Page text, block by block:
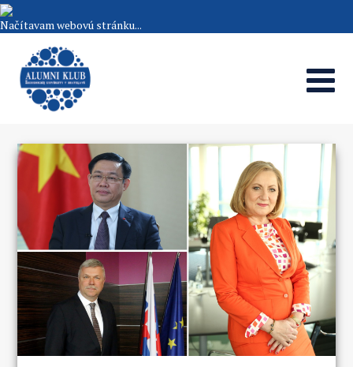
Načítavam webovú stránku...